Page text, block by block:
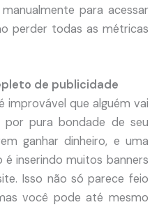
para acessar
perder todas as métricas
de publicidade
improvável que alguém vai
pura bondade de seu
ganhar dinheiro, e uma
inserindo muitos banners
Isso não só parece feio
você pode até mesmo